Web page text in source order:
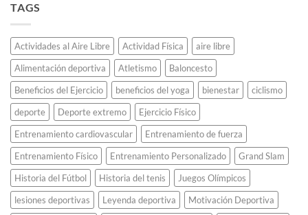
militar
y
murió.
llevaron
a
la
élite
mundial.
oro:
Cómo
Massú
y
González
hicieron
historia
en
Atenas
2004.
TAGS
Actividades al Aire Libre Actividad Física
aire libre
Alimentación deportiva
Atletismo
Baloncesto
Beneficios del Ejercicio
beneficios del yoga bienestar
ciclismo
deporte
Deporte extremo
Ejercicio Físico
Entrenamiento cardiovascular
Entrenamiento de fuerza
Entrenamiento Físico
Entrenamiento Personalizado
Grand Slam
Historia del Fútbol
Historia del tenis
Juegos Olímpicos
lesiones deportivas
Leyenda deportiva
Motivación Deportiva